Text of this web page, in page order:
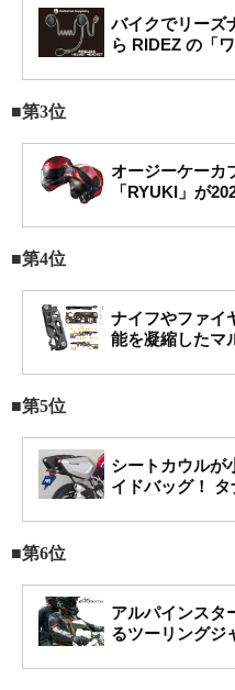
バイクでリーズ
ら RIDEZ の「
■第3位
オージーケーカ
「RYUKI」が
■第4位
ナイフやファイ
能を凝縮したマ
■第5位
シートカウルが
イドバッグ！
■第6位
アルパインスタ
るツーリングジ